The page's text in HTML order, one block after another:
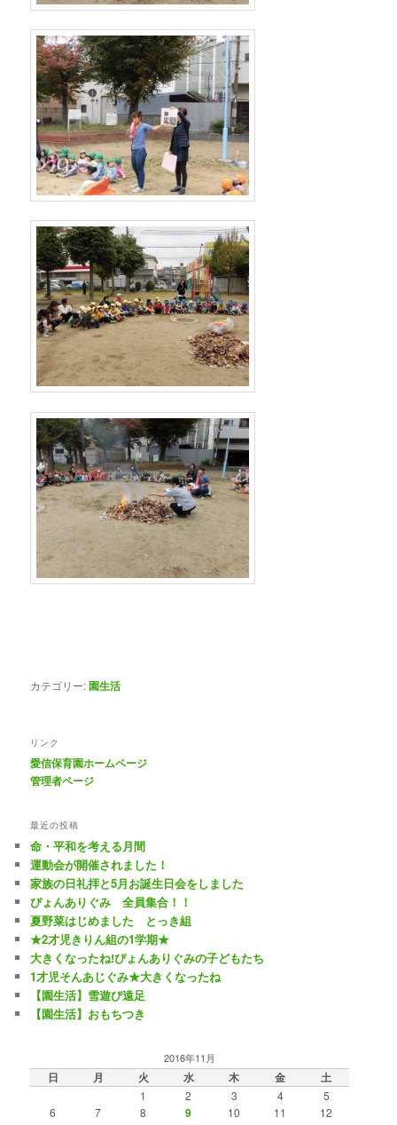
カテゴリー:園生活
リンク
愛信保育園ホームページ
管理者ページ
最近の投稿
命・平和を考える月間
運動会が開催されました！
家族の日礼拝と5月お誕生日会をしました
ぴょんありぐみ 全員集合！！
夏野菜はじめました とっき組
★2才児きりん組の1学期★
大きくなったね!ぴょんありぐみの子どもたち
1才児そんあじぐみ★大きくなったね
【園生活】雪遊び遠足
【園生活】おもちつき
2016年11月
日 月 火 水 木 金 土
1 2 3 4
5
6
7 8 9 10 11
12